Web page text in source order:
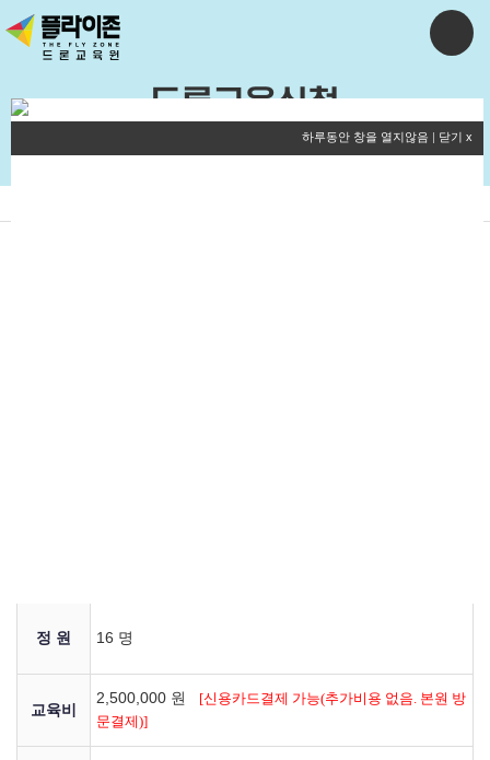
드론교육신청
정 원 16 명
교육비
2,500,000 원 [신용카드결제 가능(추가비용 없음. 본원 방
문결제)]
하루동안 창을 열지않음 | 닫기 x